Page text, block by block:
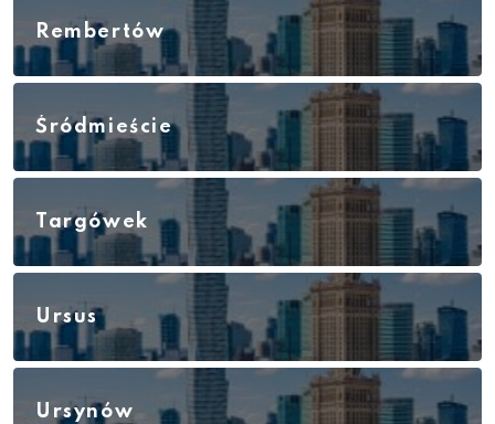
Rembertów
Śródmieście
Targówek
Ursus
Ursynów